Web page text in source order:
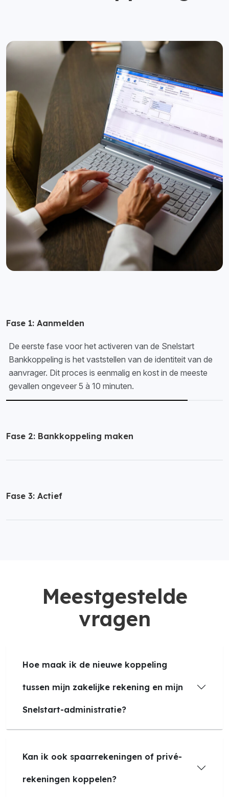
Fase 1: Aanmelden
De eerste fase voor het activeren van de Snelstart
Bankkoppeling is het vaststellen van de identiteit van de
aanvrager. Dit proces is eenmalig en kost in de meeste
gevallen ongeveer 5 à 10 minuten.
Fase 2: Bankkoppeling maken
Fase 3: Actief
Meestgestelde
vragen
Hoe maak ik de nieuwe koppeling
tussen mijn zakelijke rekening en mijn
Snelstart-administratie?
Kan ik ook spaarrekeningen of privé-
rekeningen koppelen?